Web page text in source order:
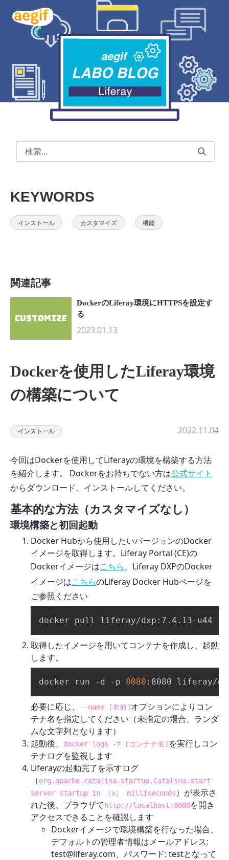
メインコンテンツにスキップ
KEYWORDS
インストール カスタマイズ 機能
関連記事
customize
DockerのLiferay環境にHTTPSを設定す
る
2023.01.13
Dockerを使用したLiferay環境
の構築について
インストール 2022.11.04
今回はDockerを使用してLiferayの環境を構築する方法
を紹介します。 Dockerをお持ちでない方は公式サイト
からダウンロード、インストールしてください。
基本的な方法（カスタマイズなし）
環境構築と初回起動
Docker Hubから使用したいバージョンのDocker
イメージを取得します。Liferay Portal (CE)の
Dockerイメージはこちら 、Liferay DXPのDocker
イメージはこちらのLiferay Docker Hubページを
ご参照ください
docker pull liferay/dxp:7.4.13-u44
取得したイメージを用いてコンテナを作成し、起動
します。
docker run -d -p 8080 :8080 liferay/
必要に応じ、 --name [名前] オプションによりコン
テナ名を指定してください（未指定の場合、ランダ
ムな文字列となります）
起動後、
docker logs -f [コンテナ名] を実行しコン
テナログを監視します
Liferayの起動完了を示すログ
（org.apache.catalina.startup.Catalina.start
Server startup in ［x］ milliseconds）が表示さ
れた後、ブラウザでhttp://localhost:8080を開き
アクセスできることを確認します
Dockerイメージで環境構築を行なった場合、
デフォルトの管理者情報はメールアドレス:
test@liferay.com、パスワード: testとなって